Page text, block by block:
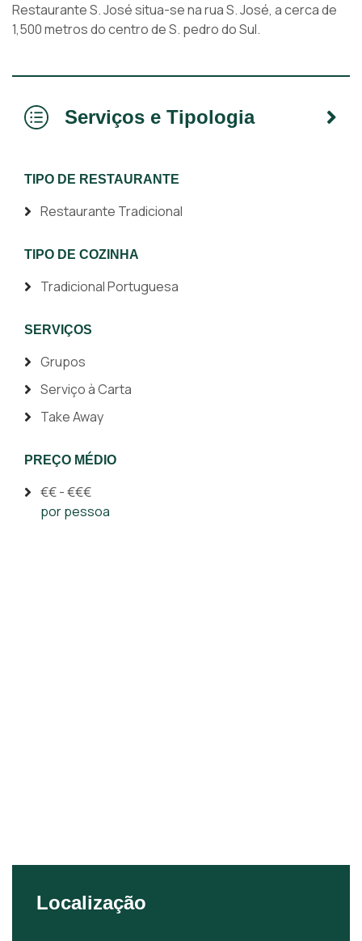
Restaurante S. José situa-se na rua S. José, a cerca de
1,500 metros do centro de S. pedro do Sul.
Serviços e Tipologia
TIPO DE RESTAURANTE
Restaurante Tradicional
TIPO DE COZINHA
Tradicional Portuguesa
SERVIÇOS
Grupos
Serviço à Carta
Take Away
PREÇO MÉDIO
€€ - €€€
por pessoa
Localização